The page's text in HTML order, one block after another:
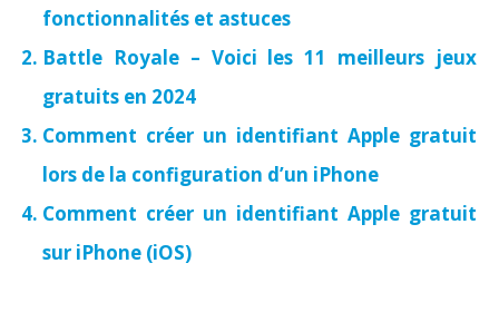
fonctionnalités et astuces
Battle Royale – Voici les 11 meilleurs jeux
gratuits en 2024
Comment créer un identifiant Apple gratuit
lors de la configuration d’un iPhone
Comment créer un identifiant Apple gratuit
sur iPhone (iOS)